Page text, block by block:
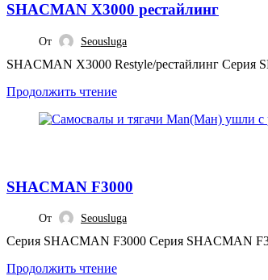
SHACMAN X3000 рестайлинг
От Seousluga
SHACMAN X3000 Restyle/рестайлинг Серия
Продолжить чтение
SHACMAN F3000
От Seousluga
Серия SHACMAN F3000 Серия SHACMAN
Продолжить чтение